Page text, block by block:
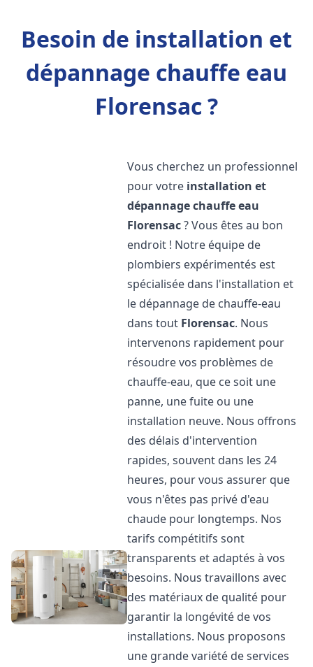
Besoin de installation et
dépannage chauffe eau
Florensac ?
Vous cherchez un professionnel
pour votre installation et
dépannage chauffe eau
Florensac? Vous êtes au bon
endroit ! Notre équipe de
plombiers expérimentés est
spécialisée dans l'installation et
le dépannage de chauffe-eau
dans tout Florensac. Nous
intervenons rapidement pour
résoudre vos problèmes de
chauffe-eau, que ce soit une
panne, une fuite ou une
installation neuve. Nous offrons
des délais d'intervention
rapides, souvent dans les 24
heures, pour vous assurer que
vous n'êtes pas privé d'eau
chaude pour longtemps. Nos
tarifs compétitifs sont
transparents et adaptés à vos
besoins. Nous travaillons avec
des matériaux de qualité pour
garantir la longévité de vos
installations. Nous proposons
une grande variété de services